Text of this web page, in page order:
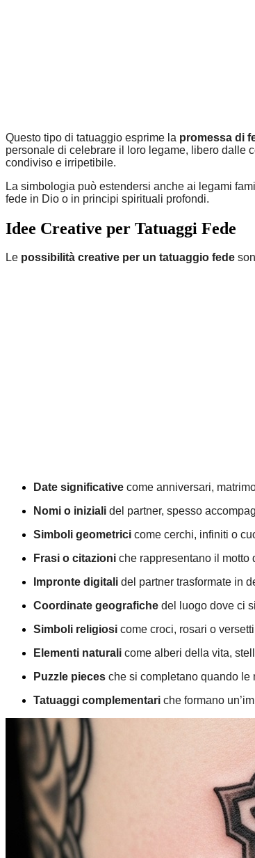
Questo tipo di tatuaggio esprime la promessa di
personale di celebrare il loro legame, libero dalle
condiviso e irripetibile.
La simbologia può estendersi anche ai legami
fede in Dio o in principi spirituali profondi.
Idee Creative per Tatuaggi Fede
Le possibilità creative per un tatuaggio fede
Date significative come anniversari,
Nomi o iniziali del partner, spesso
Simboli geometrici come cerchi, infiniti o
Frasi o citazioni che rappresentano il motto
Impronte digitali del partner trasformate in
Coordinate geografiche del luogo dove ci
Simboli religiosi come croci, rosari o
Elementi naturali come alberi della vita,
Puzzle pieces che si completano quando le
Tatuaggi complementari che formano